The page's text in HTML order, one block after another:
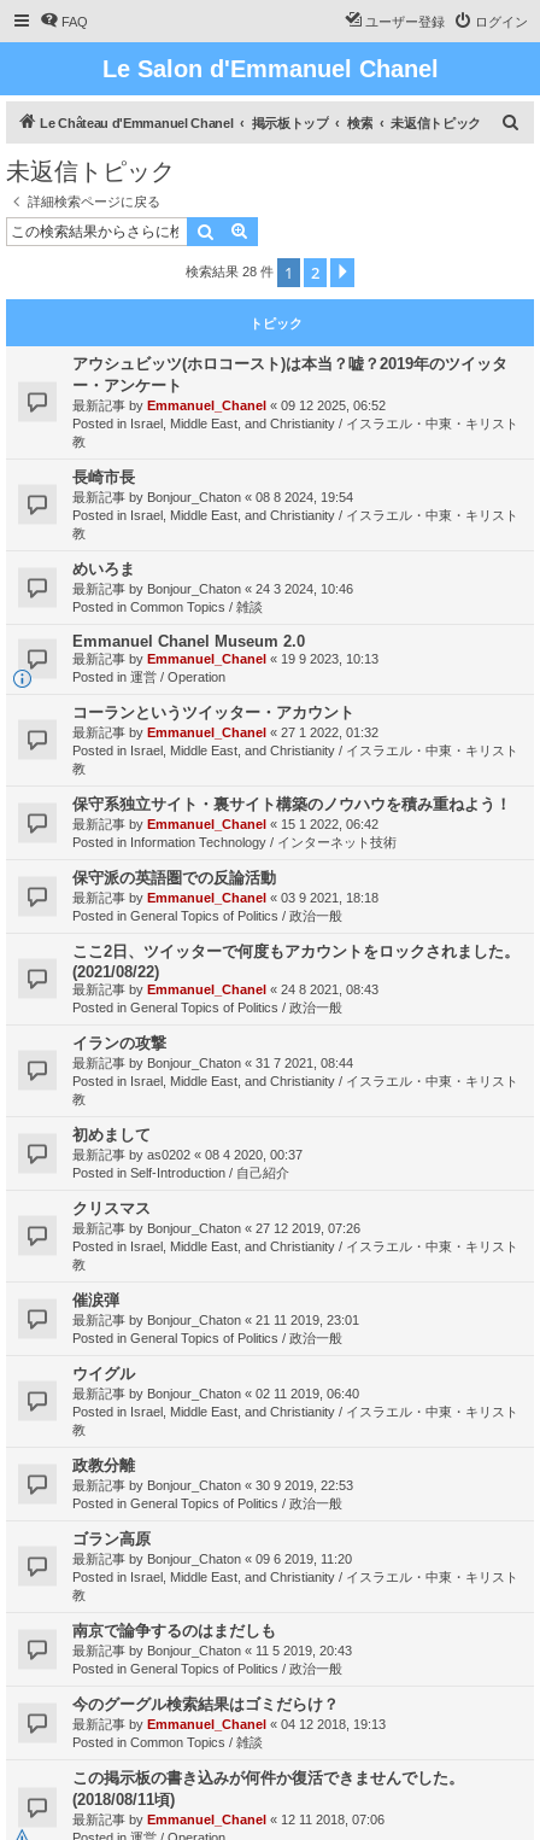
FAQ ログイン
ユーザー登録
Le Salon d'Emmanuel Chanel
Le Château d'Emmanuel Chanel 掲示板トップ 検索 未返信トピック
未返信トピック
詳細検索ページに戻る
検索
検索結果 28 件 1 2
トピック
アウシュビッツ(ホロコースト)は本当？嘘？2019年のツイッタ
ー・アンケート
最新記事 by Emmanuel_Chanel « 09 12 2025, 06:52
Posted in Israel, Middle East, and Christianity / イスラエル・中東・キリスト
教
長崎市長
最新記事 by Bonjour_Chaton « 08 8 2024, 19:54
Posted in Israel, Middle East, and Christianity / イスラエル・中東・キリスト
教
めいろま
最新記事 by Bonjour_Chaton « 24 3 2024, 10:46
Posted in Common Topics / 雑談
Emmanuel Chanel Museum 2.0
最新記事 by Emmanuel_Chanel « 19 9 2023, 10:13
Posted in 運営 / Operation
コーランというツイッター・アカウント
最新記事 by Emmanuel_Chanel « 27 1 2022, 01:32
Posted in Israel, Middle East, and Christianity / イスラエル・中東・キリスト
教
保守系独立サイト・裏サイト構築のノウハウを積み重ねよう！
最新記事 by Emmanuel_Chanel « 15 1 2022, 06:42
Posted in Information Technology / インターネット技術
保守派の英語圏での反論活動
最新記事 by Emmanuel_Chanel « 03 9 2021, 18:18
Posted in General Topics of Politics / 政治一般
ここ2日、ツイッターで何度もアカウントをロックされました。
(2021/08/22)
最新記事 by Emmanuel_Chanel « 24 8 2021, 08:43
Posted in General Topics of Politics / 政治一般
イランの攻撃
最新記事 by Bonjour_Chaton « 31 7 2021, 08:44
Posted in Israel, Middle East, and Christianity / イスラエル・中東・キリスト
教
初めまして
最新記事 by as0202 « 08 4 2020, 00:37
Posted in Self-Introduction / 自己紹介
クリスマス
最新記事 by Bonjour_Chaton « 27 12 2019, 07:26
Posted in Israel, Middle East, and Christianity / イスラエル・中東・キリスト
教
催涙弾
最新記事 by Bonjour_Chaton « 21 11 2019, 23:01
Posted in General Topics of Politics / 政治一般
ウイグル
最新記事 by Bonjour_Chaton « 02 11 2019, 06:40
Posted in Israel, Middle East, and Christianity / イスラエル・中東・キリスト
教
政教分離
最新記事 by Bonjour_Chaton « 30 9 2019, 22:53
Posted in General Topics of Politics / 政治一般
ゴラン高原
最新記事 by Bonjour_Chaton « 09 6 2019, 11:20
Posted in Israel, Middle East, and Christianity / イスラエル・中東・キリスト
教
南京で論争するのはまだしも
最新記事 by Bonjour_Chaton « 11 5 2019, 20:43
Posted in General Topics of Politics / 政治一般
今のグーグル検索結果はゴミだらけ？
最新記事 by Emmanuel_Chanel « 04 12 2018, 19:13
Posted in Common Topics / 雑談
この掲示板の書き込みが何件か復活できませんでした。
(2018/08/11頃)
最新記事 by Emmanuel_Chanel « 12 11 2018, 07:06
Posted in 運営 / Operation